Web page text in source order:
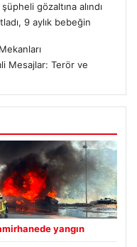
gözaltına alındı
9 aylık bebeğin
Mesajlar: Terör ve
yangın